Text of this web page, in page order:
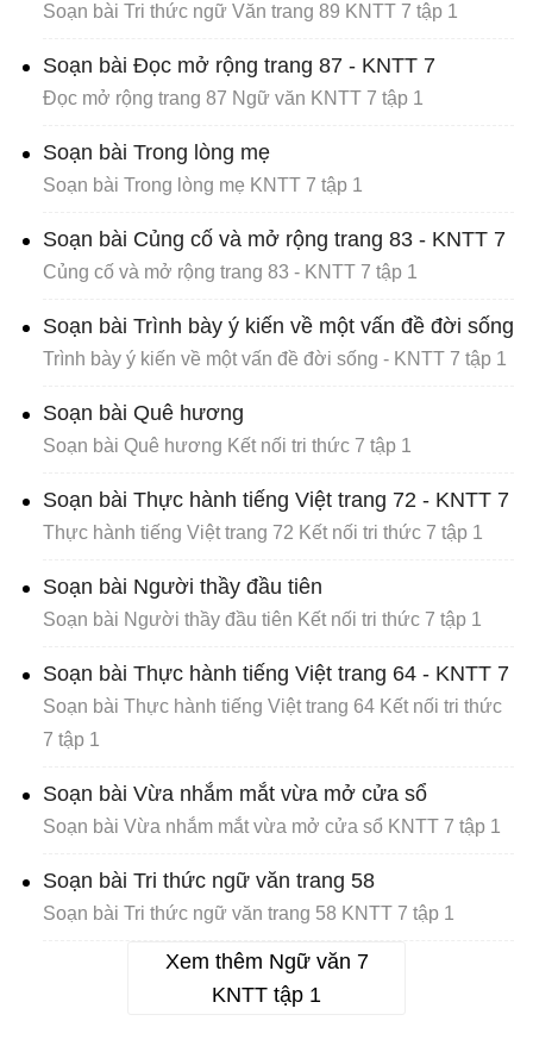
Soạn bài Tri thức ngữ Văn trang 89 KNTT 7 tập 1
Soạn bài Đọc mở rộng trang 87 - KNTT 7
Đọc mở rộng trang 87 Ngữ văn KNTT 7 tập 1
Soạn bài Trong lòng mẹ
Soạn bài Trong lòng mẹ KNTT 7 tập 1
Soạn bài Củng cố và mở rộng trang 83 - KNTT 7
Củng cố và mở rộng trang 83 - KNTT 7 tập 1
Soạn bài Trình bày ý kiến về một vấn đề đời sống
Trình bày ý kiến về một vấn đề đời sống - KNTT 7 tập 1
Soạn bài Quê hương
Soạn bài Quê hương Kết nối tri thức 7 tập 1
Soạn bài Thực hành tiếng Việt trang 72 - KNTT 7
Thực hành tiếng Việt trang 72 Kết nối tri thức 7 tập 1
Soạn bài Người thầy đầu tiên
Soạn bài Người thầy đầu tiên Kết nối tri thức 7 tập 1
Soạn bài Thực hành tiếng Việt trang 64 - KNTT 7
Soạn bài Thực hành tiếng Việt trang 64 Kết nối tri thức
7 tập 1
Soạn bài Vừa nhắm mắt vừa mở cửa sổ
Soạn bài Vừa nhắm mắt vừa mở cửa sổ KNTT 7 tập 1
Soạn bài Tri thức ngữ văn trang 58
Soạn bài Tri thức ngữ văn trang 58 KNTT 7 tập 1
Xem thêm Ngữ văn 7
KNTT tập 1